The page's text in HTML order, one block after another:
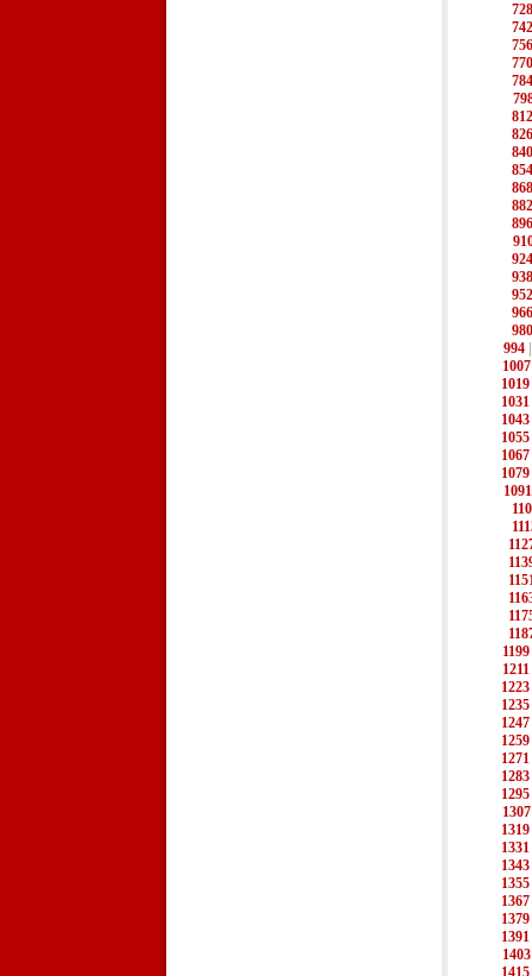
728
742
756
770
784
812
826
840
854
868
882
896
924
938
952
966
980
994
1007
1019
1031
1043
1055
1067
1079
1091
1199
1211
1223
1235
1247
1259
1271
1283
1295
1307
1319
1331
1343
1355
1367
1379
1391
1403
1415